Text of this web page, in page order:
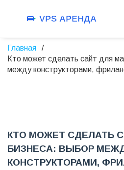
Главная
Кто может сделать сайт для
между конструкторами,
КТО МОЖЕТ СДЕЛАТЬ
БИЗНЕСА: ВЫБОР
КОНСТРУКТОРАМИ,